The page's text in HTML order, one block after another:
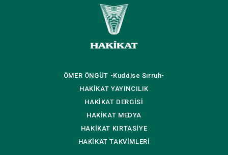
ÖMER ÖNGÜT -Kuddise Sırruh-
HAKİKAT YAYINCILIK
HAKİKAT DERGİSİ
HAKİKAT MEDYA
HAKİKAT KIRTASİYE
HAKİKATTAKVİMLERİ